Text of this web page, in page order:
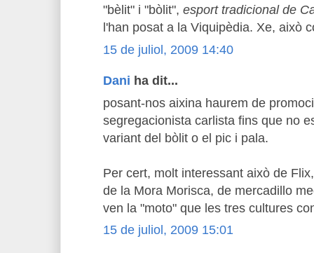
"bèlit" i "bòlit", esport tradicional de
l'han posat a la Viquipèdia. Xe, això
15 de juliol, 2009 14:40
Dani ha dit...
posant-nos aixina haurem de
segregacionista carlista fins que no
variant del bòlit o el pic i pala.
Per cert, molt interessant això de
de la Mora Morisca, de mercadillo
ven la "moto" que les tres cultures
15 de juliol, 2009 15:01